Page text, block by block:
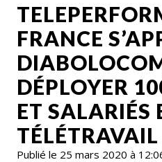
FRANCE
DÉPLOYER
ET SALARIÉS
TÉLÉTRAVAIL
Publié le 25 mars 2020 à